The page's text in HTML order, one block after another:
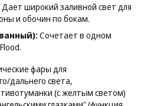
Дает широкий заливной свет для
и обочин по бокам.
Сочетает в одном
фары для
дальнего света,
(с желтым светом)